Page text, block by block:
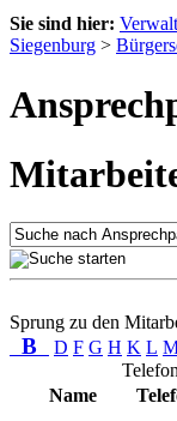
Sie sind hier:
Siegenburg >
Sprung zu den
B D F G H K L
Name